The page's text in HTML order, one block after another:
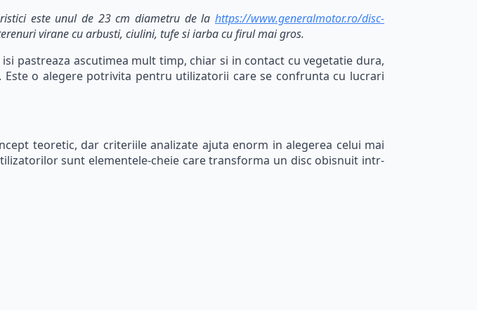
este unul de 23 cm diametru de la https://www.generalmotor.ro/disc-
virane cu arbusti, ciulini, tufe si iarba cu firul mai gros.
pastreaza ascutimea mult timp, chiar si in contact cu vegetatie dura,
o alegere potrivita pentru utilizatorii care se confrunta cu lucrari
teoretic, dar criteriile analizate ajuta enorm in alegerea celui mai
sunt elementele-cheie care transforma un disc obisnuit intr-